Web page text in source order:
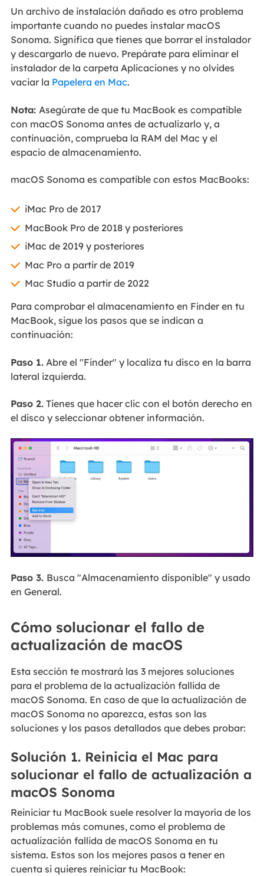
Un archivo de instalación dañado es otro problema
importante cuando no puedes instalar macOS
Sonoma. Significa que tienes que borrar el instalador
y descargarlo de nuevo. Prepárate para eliminar el
instalador de la carpeta Aplicaciones y no olvides
vaciar la Papelera en Mac.
Nota: Asegúrate de que tu MacBook es compatible
con macOS Sonoma antes de actualizarlo y, a
continuación, comprueba la RAM del Mac y el
espacio de almacenamiento.
macOS Sonoma es compatible con estos MacBooks:
iMac Pro de 2017
MacBook Pro de 2018 y posteriores
iMac de 2019 y posteriores
Mac Pro a partir de 2019
Mac Studio a partir de 2022
Para comprobar el almacenamiento en Finder en tu
MacBook, sigue los pasos que se indican a
continuación:
Paso 1.Abre el "Finder" y localiza tu disco en la barra
lateral izquierda.
Paso 2.Tienes que hacer clic con el botón derecho en
el disco y seleccionar obtener información.
Paso 3. Busca "Almacenamiento disponible" y usado
en General.
Cómo solucionar el fallo de
actualización de macOS
Esta sección te mostrará las 3 mejores soluciones
para el problema de la actualización fallida de
macOS Sonoma. En caso de que la actualización de
macOS Sonoma no aparezca, estas son las
soluciones y los pasos detallados que debes probar:
Solución 1. Reinicia el Mac para
solucionar el fallo de actualización a
macOS Sonoma
Reiniciar tu MacBook suele resolver la mayoría de los
problemas más comunes, como el problema de
actualización fallida de macOS Sonoma en tu
sistema. Estos son los mejores pasos a tener en
cuenta si quieres reiniciar tu MacBook: